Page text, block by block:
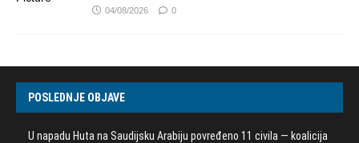
04/08/2026 0
POSLEDNJE OBJAVE
U napadu Huta na Saudijsku Arabiju povređeno 11 civila — koalicija